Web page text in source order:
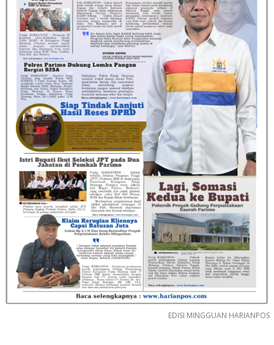
EDISI MINGGUAN HARIANPOS